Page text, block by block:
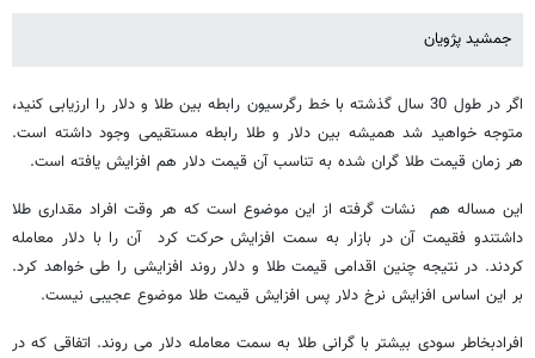
جمشید پژویان
اگر در طول 30 سال گذشته با خط رگرسیون رابطه بین طلا و دلار را ارزیابی کنید،
متوجه خواهید شد همیشه بین دلار و طلا رابطه مستقیمی وجود داشته است.
هر زمان قیمت طلا گران شده به تناسب آن قیمت دلار هم افزایش یافته است.
این مساله هم نشات گرفته از این موضوع است که هر وقت افراد مقداری طلا
داشتندو فقیمت آن در بازار به سمت افزایش حرکت کرد آن را با دلار معامله
کردند. در نتیجه چنین اقدامی قیمت طلا و دلار روند افزایشی را طی خواهد کرد.
بر این اساس افزایش نرخ دلار پس افزایش قیمت طلا موضوع عجیبی نیست.
افرادبخاطر سودی بیشتر با گرانی طلا به سمت معامله دلار می روند. اتفاقی که در